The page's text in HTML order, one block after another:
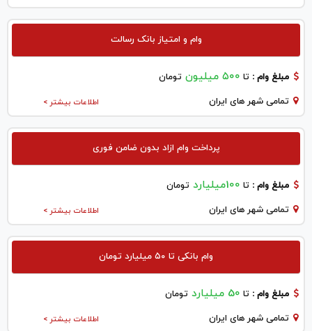
وام و امتیاز بانک رسالت
مبلغ وام : تا ۵۰۰ میلیون تومان
اطلاعات بیشتر > تمامی شهر های ایران
پرداخت وام ازاد بدون ضامن فوری
مبلغ وام : تا 100میلیارد تومان
اطلاعات بیشتر > تمامی شهر های ایران
وام بانکی تا ۵۰ میلیارد تومان
مبلغ وام : تا 50 میلیارد تومان
اطلاعات بیشتر > تمامی شهر های ایران